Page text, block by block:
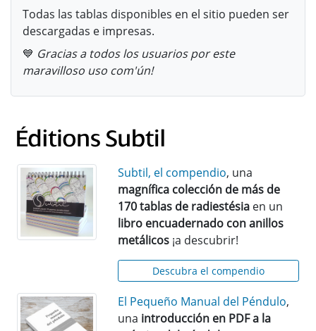
Todas las tablas disponibles en el sitio pueden ser
descargadas e impresas.
💙 Gracias a todos los usuarios por este
maravilloso uso com'ún!
Subtil, el compendio, una
magnífica colección de más de
170 tablas de radiestésia en un
libro encuadernado con anillos
metálicos ¡a descubrir!
Descubra el compendio
El Pequeño Manual del Péndulo,
una introducción en PDF a la